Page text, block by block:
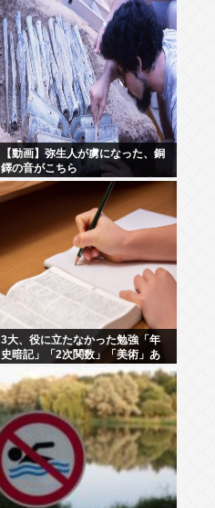
が何歳でジサツするか予想しよう
ぜWW
【動画】弥生人が虜になった、銅
鐸の音がこちら
3大、役に立たなかった勉強「年
史暗記」「2次関数」「美術」あ